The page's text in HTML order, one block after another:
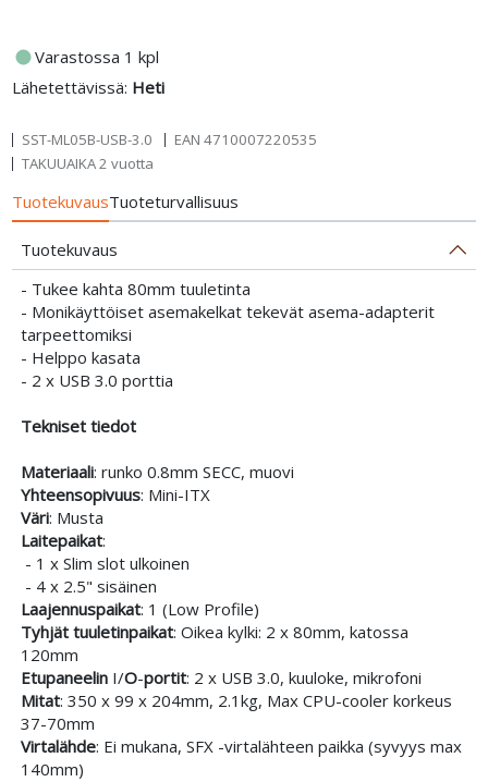
fiber_manual_recordVarastossa 1 kpl
Lähetettävissä: Heti
SST-ML05B-USB-3.0 EAN 4710007220535
TAKUUAIKA 2 vuotta
TuotekuvausTuoteturvallisuus
Tuotekuvaus
- Tukee kahta 80mm tuuletinta
- Monikäyttöiset asemakelkat tekevät asema-adapterit
tarpeettomiksi
- Helppo kasata
- 2 x USB 3.0 porttia
Tekniset tiedot
Materiaali: runko 0.8mm SECC, muovi
Yhteensopivuus: Mini-ITX
Väri: Musta
Laitepaikat:
- 1 x Slim slot ulkoinen
- 4 x 2.5" sisäinen
Laajennuspaikat: 1 (Low Profile)
Tyhjät tuuletinpaikat: Oikea kylki: 2 x 80mm, katossa
120mm
Etupaneelin I/O-portit: 2 x USB 3.0, kuuloke, mikrofoni
Mitat: 350 x 99 x 204mm, 2.1kg, Max CPU-cooler korkeus
37-70mm
Virtalähde: Ei mukana, SFX -virtalähteen paikka (syvyys max
140mm)